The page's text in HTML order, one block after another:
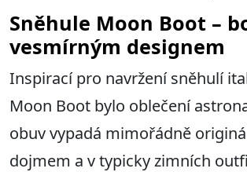
Sněhule Moon Boot –
vesmírným designem
Inspirací pro navržení sněhulí
Moon Boot bylo oblečení
obuv vypadá mimořádně
dojmem a v typicky zimních